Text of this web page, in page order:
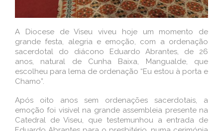
A Diocese de Viseu viveu hoje um momento de
grande festa, alegria e emoção, com a ordenação
sacerdotal do diácono Eduardo Abrantes, de 26
anos, natural de Cunha Baixa, Mangualde, que
escolheu para lema de ordenação “Eu estou à porta e
Chamo”.
Após oito anos sem ordenações sacerdotais, a
emoção foi visível na grande assembleia presente na
Catedral de Viseu, que testemunhou a entrada de